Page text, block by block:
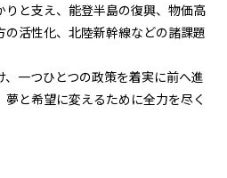
と支え、能登半島の復興、物価高
活性化、北陸新幹線などの諸課題
一つひとつの政策を着実に前へ進
と希望に変えるために全力を尽く